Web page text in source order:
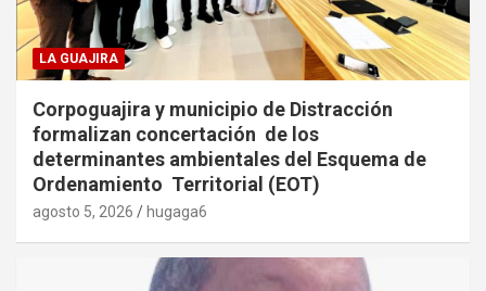
LA GUAJIRA
Corpoguajira y municipio de Distracción
formalizan concertación de los
determinantes ambientales del Esquema de
Ordenamiento Territorial (EOT)
agosto 5, 2026 hugaga6